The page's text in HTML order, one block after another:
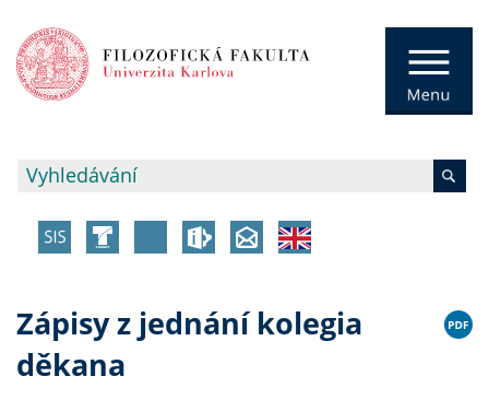
Zápisy z jednání kolegia
děkana